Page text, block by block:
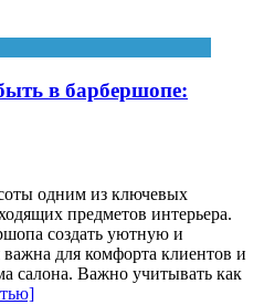
в барбершопе:
одним из ключевых
предметов интерьера.
создать уютную и
для комфорта клиентов и
салона. Важно учитывать как